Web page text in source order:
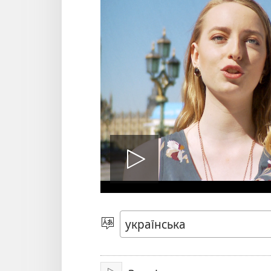
відео
Вибрати
мову